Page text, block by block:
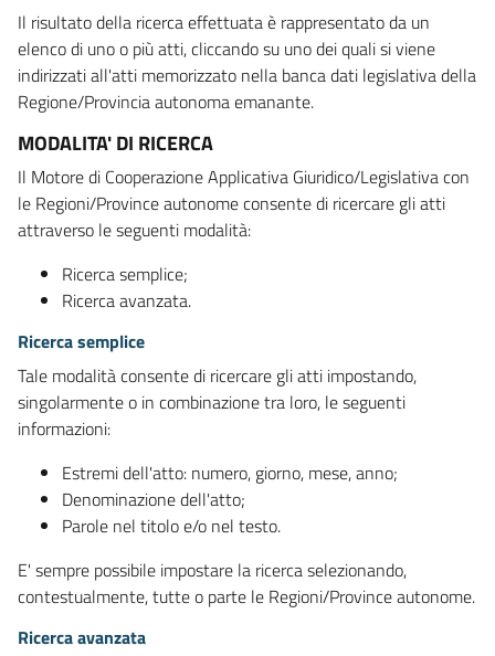
Il risultato della ricerca effettuata è rappresentato da un
elenco di uno o più atti, cliccando su uno dei quali si viene
indirizzati all'atti memorizzato nella banca dati legislativa della
Regione/Provincia autonoma emanante.
MODALITA' DI RICERCA
Il Motore di Cooperazione Applicativa Giuridico/Legislativa con
le Regioni/Province autonome consente di ricercare gli atti
attraverso le seguenti modalità:
Ricerca semplice;
Ricerca avanzata.
Ricerca semplice
Tale modalità consente di ricercare gli atti impostando,
singolarmente o in combinazione tra loro, le seguenti
informazioni:
Estremi dell'atto: numero, giorno, mese, anno;
Denominazione dell'atto;
Parole nel titolo e/o nel testo.
E' sempre possibile impostare la ricerca selezionando,
contestualmente, tutte o parte le Regioni/Province autonome.
Ricerca avanzata